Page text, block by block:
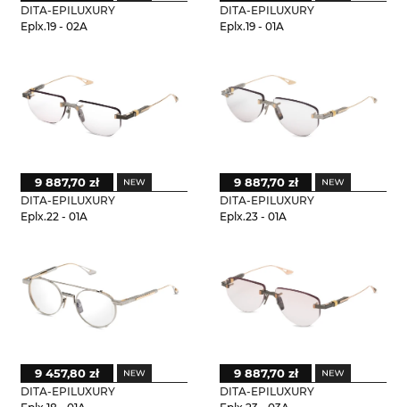
DITA-EPILUXURY
Eplx.19 - 02A
DITA-EPILUXURY
Eplx.19 - 01A
DITA-EPILUXURY
Eplx.22 - 01A
9 887,70 zł
DITA-EPILUXURY
Eplx.23 - 01A
9 887,70 zł
DITA-EPILUXURY
9 457,80 zł
DITA-EPILUXURY
9 887,70 zł